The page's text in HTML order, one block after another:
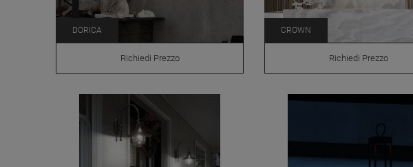
DORICA
Richiedi Prezzo
CROWN
Richiedi Prezzo